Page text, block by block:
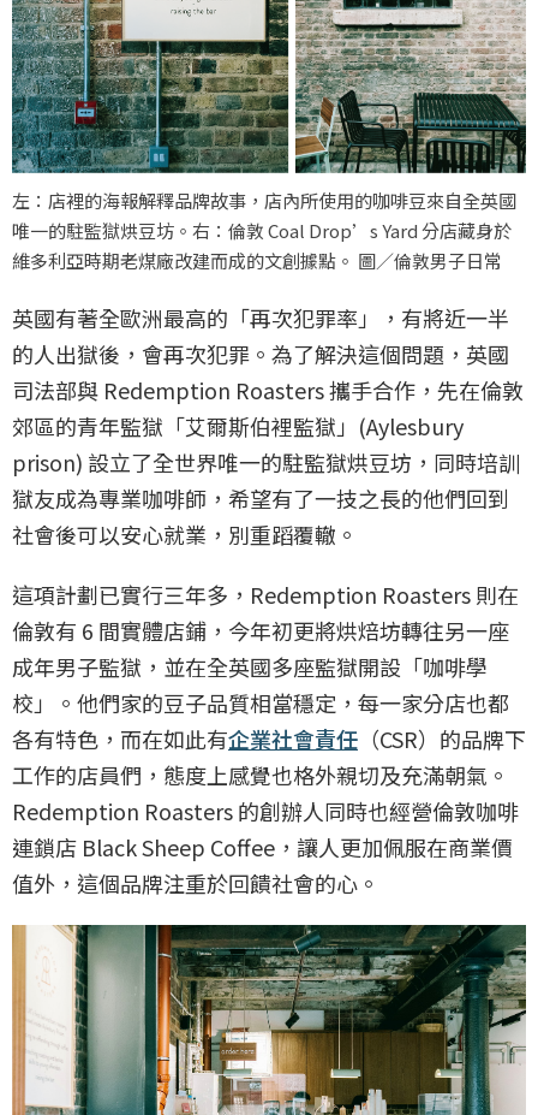
左：店裡的海報解釋品牌故事，店內所使用的咖啡豆來自全英國
唯一的駐監獄烘豆坊。右：倫敦 Coal Drop’s Yard 分店藏身於
維多利亞時期老煤廠改建而成的文創據點。 圖／倫敦男子日常
英國有著全歐洲最高的「再次犯罪率」，有將近一半
的人出獄後，會再次犯罪。為了解決這個問題，英國
司法部與 Redemption Roasters 攜手合作，先在倫敦
郊區的青年監獄「艾爾斯伯裡監獄」(Aylesbury
prison) 設立了全世界唯一的駐監獄烘豆坊，同時培訓
獄友成為專業咖啡師，希望有了一技之長的他們回到
社會後可以安心就業，別重蹈覆轍。
這項計劃已實行三年多，Redemption Roasters 則在
倫敦有 6 間實體店鋪，今年初更將烘焙坊轉往另一座
成年男子監獄，並在全英國多座監獄開設「咖啡學
校」。他們家的豆子品質相當穩定，每一家分店也都
各有特色，而在如此有企業社會責任 （CSR）的品牌下
工作的店員們，態度上感覺也格外親切及充滿朝氣。
Redemption Roasters 的創辦人同時也經營倫敦咖啡
連鎖店 Black Sheep Coffee，讓人更加佩服在商業價
值外，這個品牌注重於回饋社會的心。